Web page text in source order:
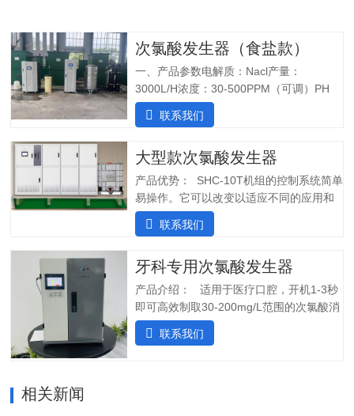
次氯酸发生器（食盐款）
一、产品参数电解质：Nacl产量：
3000L/H浓度：30-500PPM（可调）PH
值：5.0-6.5纯水系统酸水最大功率：
7200W纯水最大功率：1800W输入电压：
装完毕二、产品特点：1.自主研发：可满
足客户个性化定制需求；2.高度集成系
统：前置水预处理系统搭配RO反渗透系
统，一体化集成;3.PLC控制:在线显示浓
度、ph值、氧化还原电位ORP等指标;4.安
操作简单:操作界面简单清晰，无需培训；
守，远程操作，实时显示；三、产品使用
场景：…
联系我们
大型款次氯酸发生器
产品优势： SHC-10T机组的控制系统简单
易操作。它可以改变以适应不同的应用和
条件。液压部分安装了一个流量控制器，
用于在供水中断时关闭SHINE装置，并在
确保在任何给定时间提供所需的剂量。外
壳由非腐蚀性材料制成。管子和连接器采
用进口氟胶管，对腐蚀性溶液具有很强的
抵抗力。所有输入和输出连接器都位于外
壳的侧面，以便方便地放置设备。带有电
联系我们
牙科专用次氯酸发生器
产品介绍： 适用于医疗口腔，开机1-3秒
即可高效制取30-200mg/L范围的次氯酸消
毒水；使用口腔水路消毒一体机生成的微
酸性电解次氯酸水，作为口腔治疗台的牙
联系我们
相关新闻